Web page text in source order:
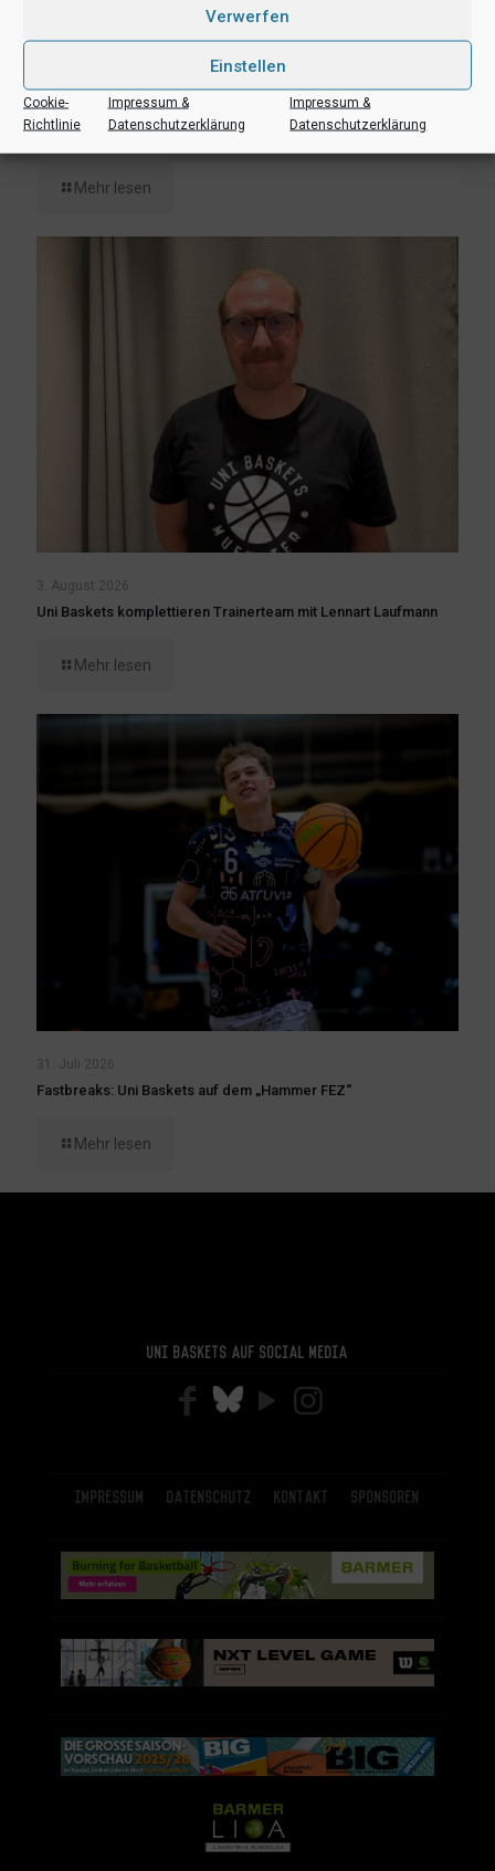
Verwerfen
Einstellen
Cookie-
Richtlinie
Impressum &
Datenschutzerklärung
Impressum &
Datenschutzerklärung
6. August 2026
Lukas Freitag, Heikki Humpert und Leonard Dertmann im
Aufgebot
Mehr lesen
3. August 2026
Uni Baskets komplettieren Trainerteam mit Lennart Laufmann
Mehr lesen
31. Juli 2026
Fastbreaks: Uni Baskets auf dem „Hammer FEZ“
Mehr lesen
Uni Baskets auf Social Media
Impressum Datenschutz Kontakt Sponsoren